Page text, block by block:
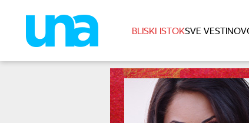
BLISKI ISTOKSVE VESTI